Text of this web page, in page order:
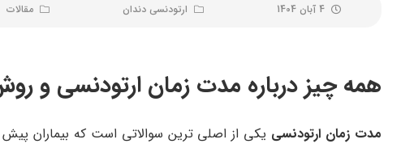
4 آبان 1404 ارتودنسی دندان مقالات
همه چیز درباره مدت زمان ارتودنسی و
مدت زمان ارتودنسی یکی از اصلی ترین سوالاتی است که بیماران